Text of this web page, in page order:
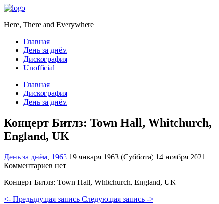
Here, There and Everywhere
Главная
День за днём
Дискография
Unofficial
Главная
Дискография
День за днём
Концерт Битлз: Town Hall, Whitchurch,
England, UK
День за днём, 1963 19 января 1963 (Суббота) 14 ноября 2021
Комментариев нет
Концерт Битлз: Town Hall, Whitchurch, England, UK
<- Предыдущая запись Следующая запись ->